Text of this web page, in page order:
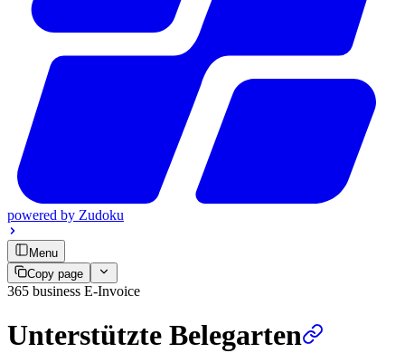
powered by Zudoku
Menu
Copy page
365 business E-Invoice
Unterstützte Belegarten